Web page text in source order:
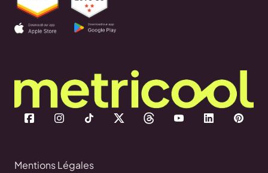
Mentions Légales